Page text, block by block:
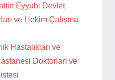
Eyyubi Devlet
ve Hekim Çalışma
Hastalıkları ve
Doktorları ve